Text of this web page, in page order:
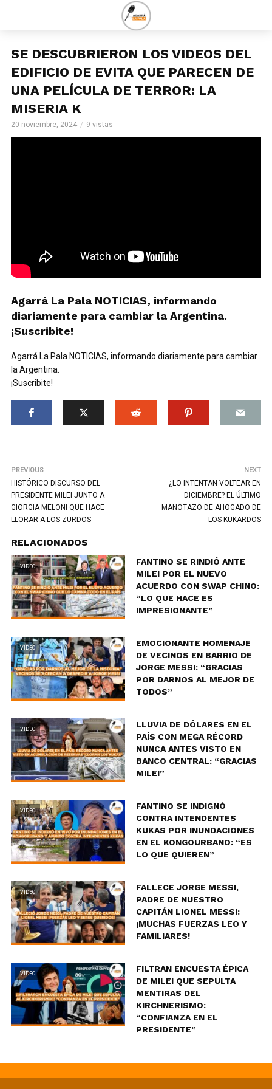
SE DESCUBRIERON LOS VIDEOS DEL
EDIFICIO DE EVITA QUE PARECEN DE
UNA PELÍCULA DE TERROR: LA
MISERIA K
20 noviembre, 2024 9 vistas
Agarrá La Pala NOTICIAS, informando
diariamente para cambiar la Argentina.
¡Suscribite!
Agarrá La Pala NOTICIAS, informando diariamente para cambiar
la Argentina.
¡Suscribite!
PREVIOUS
HISTÓRICO DISCURSO DEL
PRESIDENTE MILEI JUNTO A
GIORGIA MELONI QUE HACE
LLORAR A LOS ZURDOS
NEXT
¿LO INTENTAN VOLTEAR EN
DICIEMBRE? EL ÚLTIMO
MANOTAZO DE AHOGADO DE
LOS KUKARDOS
RELACIONADOS
VIDEO
FANTINO SE RINDIÓ ANTE
MILEI POR EL NUEVO
ACUERDO CON SWAP CHINO:
“LO QUE HACE ES
IMPRESIONANTE”
VIDEO
EMOCIONANTE HOMENAJE
DE VECINOS EN BARRIO DE
JORGE MESSI: “GRACIAS
POR DARNOS AL MEJOR DE
TODOS”
VIDEO
LLUVIA DE DÓLARES EN EL
PAÍS CON MEGA RÉCORD
NUNCA ANTES VISTO EN
BANCO CENTRAL: “GRACIAS
MILEI”
VIDEO
FANTINO SE INDIGNÓ
CONTRA INTENDENTES
KUKAS POR INUNDACIONES
EN EL KONGOURBANO: “ES
LO QUE QUIEREN”
VIDEO
FALLECE JORGE MESSI,
PADRE DE NUESTRO
CAPITÁN LIONEL MESSI:
¡MUCHAS FUERZAS LEO Y
FAMILIARES!
VIDEO
FILTRAN ENCUESTA ÉPICA
DE MILEI QUE SEPULTA
MENTIRAS DEL
KIRCHNERISMO:
“CONFIANZA EN EL
PRESIDENTE”